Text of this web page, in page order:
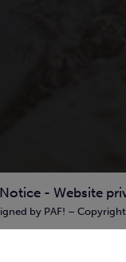
- Website
by PAF! –